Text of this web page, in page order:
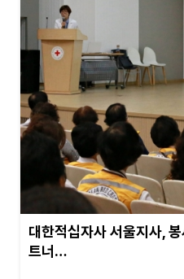
대한적십자사 서울지사,
트너…